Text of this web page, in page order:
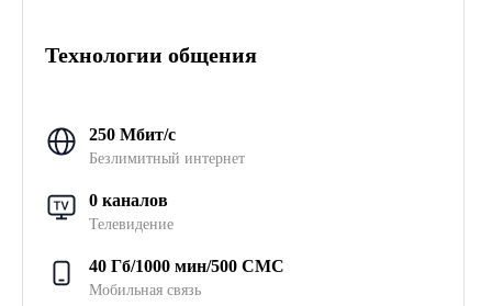
Технологии общения
250 Мбит/с
Безлимитный интернет
0 каналов
Телевидение
40 Гб/1000 мин/500 СМС
Мобильная связь